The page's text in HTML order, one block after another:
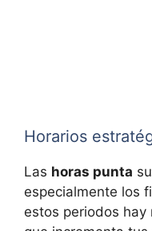
Horarios
Las horas punta
especialmente los
estos periodos hay